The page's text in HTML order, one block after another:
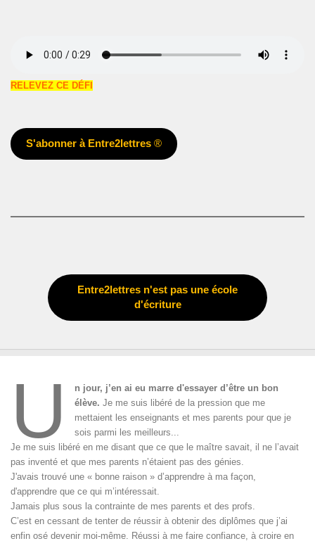
RELEVEZ CE DÉFI
S'abonner à Entre2lettres®
Entre2lettres n'est pas une école
d'écriture
U
n jour, j’en ai eu marre d'essayer d’être un bon
élève.Je me suis libéré de la pression que me
mettaient les enseignants et mes parents pour que je
sois parmi les meilleurs...
Je me suis libéré en me disant que ce que le maître savait, il ne l’avait
pas inventé et que mes parents n’étaient pas des génies.
J'avais trouvé une « bonne raison » d’apprendre à ma façon,
d'apprendre que ce qui m’intéressait.
Jamais plus sous la contrainte de mes parents et des profs.
C’est en cessant de tenter de réussir à obtenir des diplômes que j’ai
enfin osé devenir moi-même. Réussi à me faire confiance, à croire en